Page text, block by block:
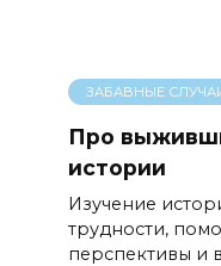
ЗАБАВНЫЕ
Про
истории
Изучение
трудности,
перспективы и